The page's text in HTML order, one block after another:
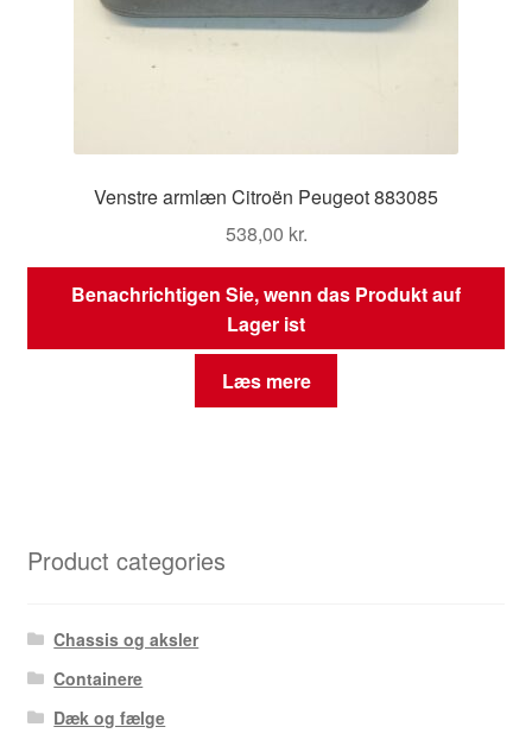
Venstre armlæn Citroën Peugeot 883085
538,00 kr.
Benachrichtigen Sie, wenn das Produkt auf
Lager ist
Læs mere
Product categories
Chassis og aksler
Containere
Dæk og fælge